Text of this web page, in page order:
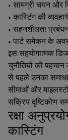
• सामग्री चयन और
• कास्टिंग की
• सहनशीलता
• पार्ट समेकन के
इस सहयोगात्मक
चुनौतियों की
से पहले उनका
सीमाओं और
सक्रिय दृष्टिकोण
रक्षा
कास्टिंग